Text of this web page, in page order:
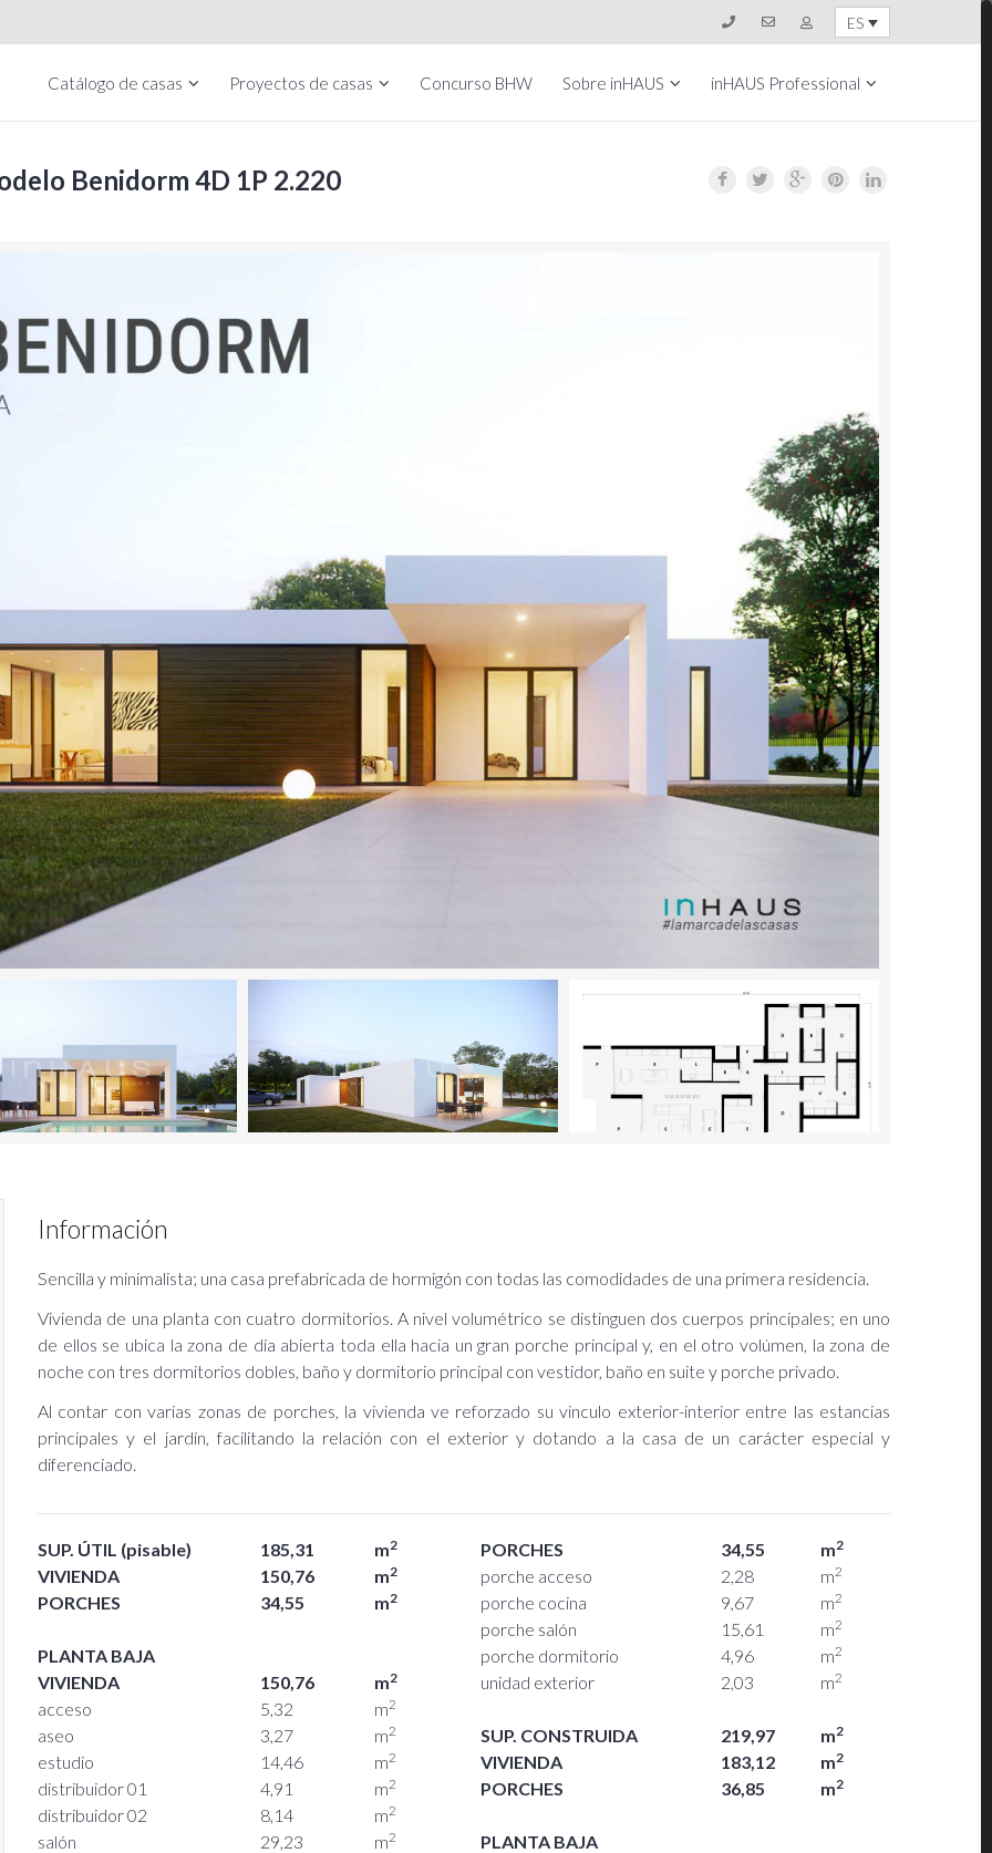
ES
Catálogo de casas Proyectos de casas Concurso BHW Sobre inHAUS inHAUS Professional
Benidorm 4D 1P 2.220
Información
Sencilla y minimalista; una casa prefabricada de hormigón con todas las comodidades de una primera residencia.
Vivienda de una planta con cuatro dormitorios. A nivel volumétrico se distinguen dos cuerpos principales; en uno
de ellos se ubica la zona de día abierta toda ella hacia un gran porche principal y, en el otro volúmen, la zona de
noche con tres dormitorios dobles, baño y dormitorio principal con vestidor, baño en suite y porche privado.
Al contar con varias zonas de porches, la vivienda ve reforzado su vinculo exterior-interior entre las estancias
principales y el jardín, facilitando la relación con el exterior y dotando a la casa de un carácter especial y
diferenciado.
SUP. ÚTIL (pisable) 185,31 m2
VIVIENDA 150,76 m2
PORCHES 34,55 m2
PLANTA BAJA
VIVIENDA
150,76 m2
acceso 5,32 m2
aseo 3,27 m2
estudio 14,46 m2
distribuidor 01 4,91 m2
distribuidor 02 8,14 m2
salón 29,23 m2
PORCHES 34,55 m2
porche acceso 2,28 m2
porche cocina 9,67 m2
porche salón 15,61 m2
porche dormitorio 4,96 m2
unidad exterior 2,03 m2
SUP. CONSTRUIDA 219,97 m2
VIVIENDA 183,12 m2
PORCHES 36,85 m2
PLANTA BAJA